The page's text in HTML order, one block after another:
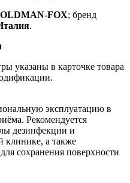
FOX; бренд
.
указаны в карточке товара
эксплуатацию в
Рекомендуется
дезинфекции и
клинике, а также
сохранения поверхности